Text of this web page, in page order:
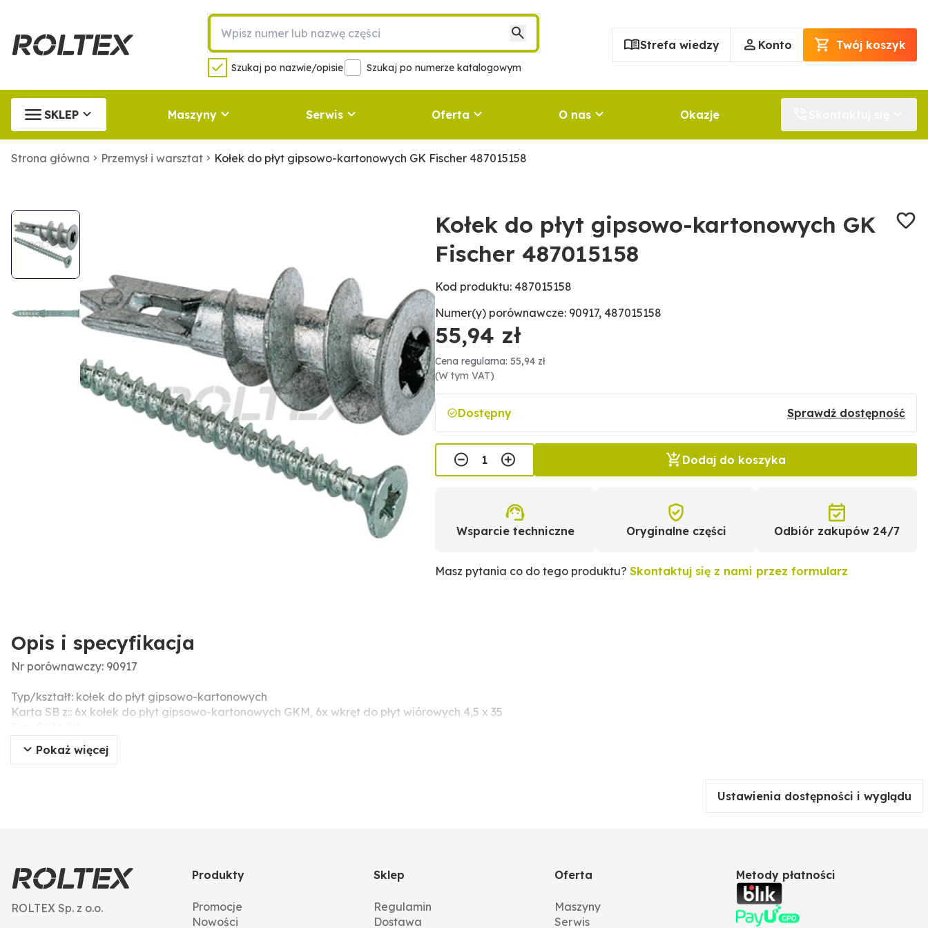
Szukaj po nazwie/opisie Szukaj po numerze katalogowym
Strefa wiedzy Konto Twój koszyk
SKLEP Maszyny Serwis Oferta O nas Okazje
Strona główna Przemysł i warsztat Kołek do płyt gipsowo-kartonowych GK Fischer 487015158
Kołek do płyt gipsowo-kartonowych GK
Fischer 487015158
Kod produktu: 487015158
Numer(y) porównawcze: 90917, 487015158
55,94 zł
Cena regularna: 55,94 zł
(W tym VAT)
Dostępny Sprawdź dostępność
Dodaj do koszyka
Wsparcie techniczne Oryginalne części Odbiór zakupów 24/7
Masz pytania co do tego produktu?Skontaktuj się z nami przez formularz
Opis i specyfikacja
Nr porównawczy: 90917
Typ/kształt: kołek do płyt gipsowo-kartonowych
Karta SB z:: 6x kołek do płyt gipsowo-kartonowych GKM, 6x wkręt do płyt wiórowych 4,5 x 35
Długość kołka (mm): 31
Pokaż więcej
Ustawienia dostępności i wyglądu
ROLTEX Sp. z o.o.
Produkty
Promocje
Nowości
Sklep
Regulamin
Dostawa
Oferta
Maszyny
Serwis
Metody płatności